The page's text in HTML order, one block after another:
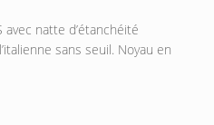
avec natte d’étanchéité
sans seuil. Noyau en